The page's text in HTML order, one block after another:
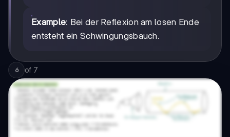
Example: Bei der Reflexion am losen Ende
entsteht ein Schwingungsbauch.
6 of 7